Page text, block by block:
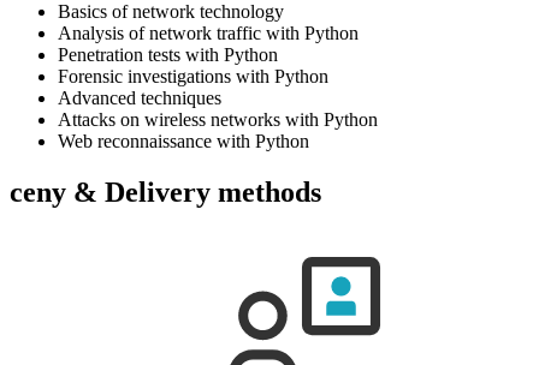
Basics of network technology
Analysis of network traffic with Python
Penetration tests with Python
Forensic investigations with Python
Advanced techniques
Attacks on wireless networks with Python
Web reconnaissance with Python
ceny & Delivery methods